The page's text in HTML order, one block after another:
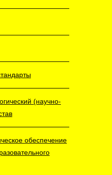
(научно-
обеспечение